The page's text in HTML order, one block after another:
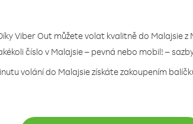
Viber Out můžete volat kvalitně do Malajsie z
číslo v Malajsie – pevná nebo mobil! –
volání do Malajsie získáte zakoupením